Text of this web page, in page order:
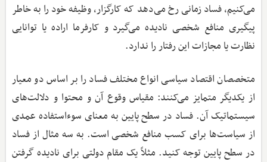
می‌کنیم، فساد زمانی رخ می‌دهد که کارگزار، وظیفه خود را به خاطر
پیگیری منافع شخصی نادیده می‌گیرد و کارفرما اراده یا توانایی
نظارت یا مجازات این رفتار را ندارد‌.
متخصصان اقتصاد سیاسی انواع مختلف فساد را بر اساس دو معیار
از یکدیگر متمایز می‌کنند: مقیاس وقوع آن و محتوا و دلالت‌های
سیستماتیک آن‌. فساد در سطح پایین به معنای سوءاستفاده عمدی
از سیاست‌ها برای کسب منافع شخصی است‌. به سه مثال از فساد
در سطح پایین توجه کنید‌. مثلاً یک مقام دولتی برای نادیده گرفتن